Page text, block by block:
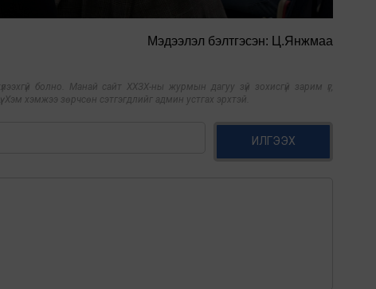
Мэдээлэл бэлтгэсэн: Ц.Янжмаа
болно. Манай сайт ХХЗХ-ны журмын дагуу зүй зохисгүй зарим үг,
Хэм хэмжээ зөрчсөн сэтгэгдлийг админ устгах эрхтэй.
ИЛГЭЭХ